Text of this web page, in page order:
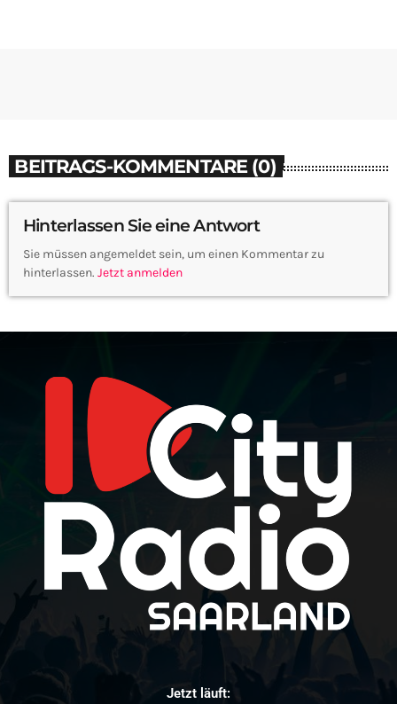
BEITRAGS-KOMMENTARE (0)
Hinterlassen Sie eine Antwort
Sie müssen angemeldet sein, um einen Kommentar zu
hinterlassen. Jetzt anmelden
Jetzt läuft: